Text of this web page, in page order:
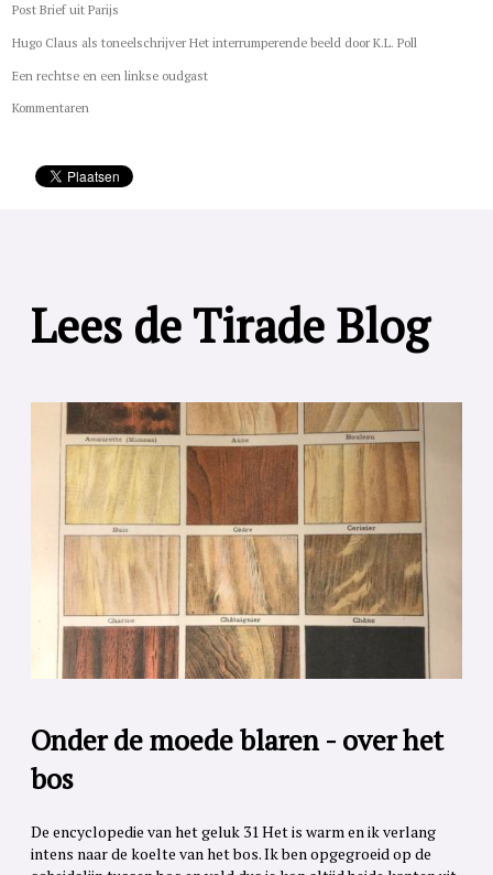
Post Brief uit Parijs
Hugo Claus als toneelschrijver Het interrumperende beeld door K.L. Poll
Een rechtse en een linkse oudgast
Kommentaren
Lees de Tirade Blog
Onder de moede blaren - over het
bos
De encyclopedie van het geluk 31 Het is warm en ik verlang
intens naar de koelte van het bos. Ik ben opgegroeid op de